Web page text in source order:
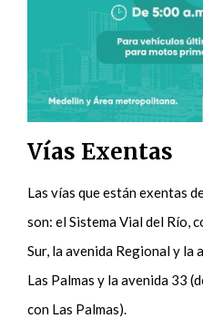
Vías Exentas
Las vías que están exentas
son: el Sistema Vial del Río,
Sur, la avenida Regional y la
Las Palmas y la avenida 33
con Las Palmas).